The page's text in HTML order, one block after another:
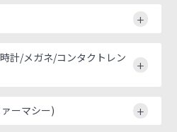
計/メガネ/コンタクトレン
ーマシー)